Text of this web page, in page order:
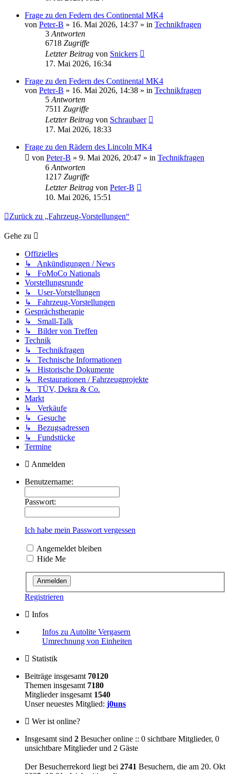
Frage zu den Federn des Continental MK4
von Peter-B » 16. Mai 2026, 14:37 » in Technikfragen
3 Antworten
6718 Zugriffe
Letzter Beitrag von Snickers
17. Mai 2026, 16:34
Frage zu den Federn des Continental MK4
von Peter-B » 16. Mai 2026, 14:38 » in Technikfragen
5 Antworten
7511 Zugriffe
Letzter Beitrag von Schraubaer
17. Mai 2026, 18:33
Frage zu den Rädern des Lincoln MK4
von Peter-B » 9. Mai 2026, 20:47 » in Technikfragen
6 Antworten
1217 Zugriffe
Letzter Beitrag von Peter-B
10. Mai 2026, 15:51
Zurück zu „Fahrzeug-Vorstellungen“
Gehe zu
Offizielles
↳ Ankündigungen / News
↳ FoMoCo Nationals
Vorstellungsrunde
↳ User-Vorstellungen
↳ Fahrzeug-Vorstellungen
Gesprächstherapie
↳ Small-Talk
↳ Bilder von Treffen
Technik
↳ Technikfragen
↳ Technische Informationen
↳ Historische Dokumente
↳ Restaurationen / Fahrzeugprojekte
↳ TÜV, Dekra & Co.
Markt
↳ Verkäufe
↳ Gesuche
↳ Bezugsadressen
↳ Fundstücke
Termine
Anmelden
Benutzername:
Passwort:
Ich habe mein Passwort vergessen
Angemeldet bleiben
Hide Me
Registrieren
Infos
Infos zu Autolite Vergasern
Umrechnung von Einheiten
Statistik
Beiträge insgesamt 70120
Themen insgesamt 7180
Mitglieder insgesamt 1540
Unser neuestes Mitglied: j0uns
Wer ist online?
Insgesamt sind 2 Besucher online :: 0 sichtbare Mitglieder, 0
unsichtbare Mitglieder und 2 Gäste
Der Besucherrekord liegt bei 2741 Besuchern, die am 20. Okt